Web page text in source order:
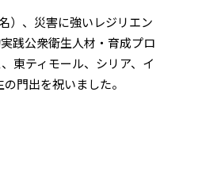
）、災害に強いレジリエン
践公衆衛生人材・育成プロ
東ティモール、シリア、イ
門出を祝いました。